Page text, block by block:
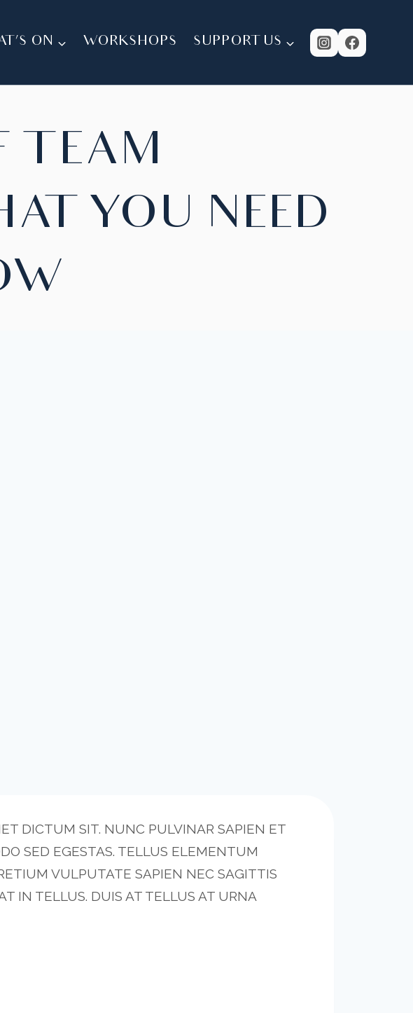
ON WORKSHOPS SUPPORT US
TEAM
YOU NEED
DICTUM SIT. NUNC PULVINAR SAPIEN ET
SED EGESTAS. TELLUS ELEMENTUM
VULPUTATE SAPIEN NEC SAGITTIS
IN TELLUS. DUIS AT TELLUS AT URNA